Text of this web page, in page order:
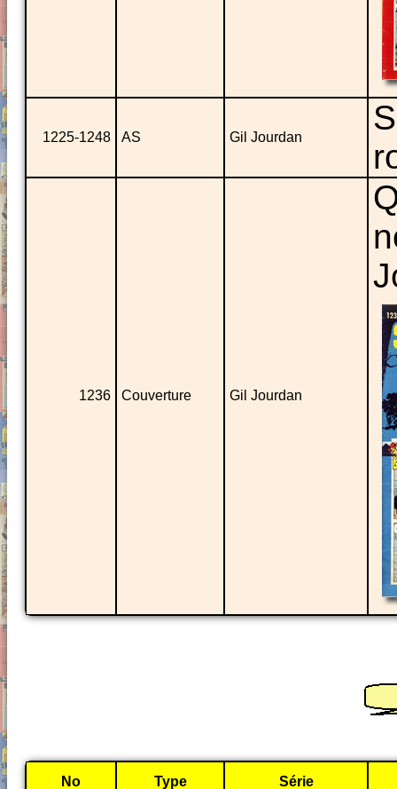
1225-1248 AS Gil Jourdan
1236 Couverture Gil Jourdan
No Type Série